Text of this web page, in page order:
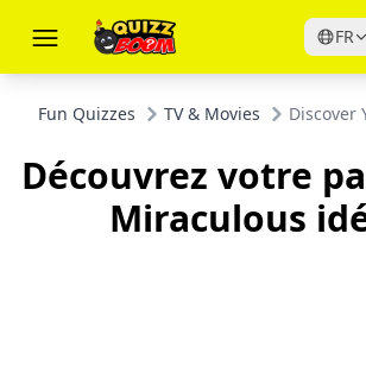
FR
Fun Quizzes TV & Movies Discover
Découvrez votre
Miraculous